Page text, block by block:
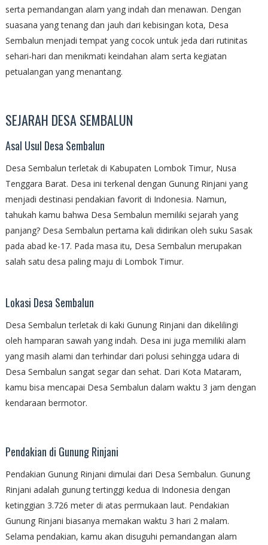
serta pemandangan alam yang indah dan menawan. Dengan
suasana yang tenang dan jauh dari kebisingan kota, Desa
Sembalun menjadi tempat yang cocok untuk jeda dari rutinitas
sehari-hari dan menikmati keindahan alam serta kegiatan
petualangan yang menantang.
SEJARAH DESA SEMBALUN
Asal Usul Desa Sembalun
Desa Sembalun terletak di Kabupaten Lombok Timur, Nusa
Tenggara Barat. Desa ini terkenal dengan Gunung Rinjani yang
menjadi destinasi pendakian favorit di Indonesia. Namun,
tahukah kamu bahwa Desa Sembalun memiliki sejarah yang
panjang? Desa Sembalun pertama kali didirikan oleh suku Sasak
pada abad ke-17. Pada masa itu, Desa Sembalun merupakan
salah satu desa paling maju di Lombok Timur.
Lokasi Desa Sembalun
Desa Sembalun terletak di kaki Gunung Rinjani dan dikelilingi
oleh hamparan sawah yang indah. Desa ini juga memiliki alam
yang masih alami dan terhindar dari polusi sehingga udara di
Desa Sembalun sangat segar dan sehat. Dari Kota Mataram,
kamu bisa mencapai Desa Sembalun dalam waktu 3 jam dengan
kendaraan bermotor.
Pendakian di Gunung Rinjani
Pendakian Gunung Rinjani dimulai dari Desa Sembalun. Gunung
Rinjani adalah gunung tertinggi kedua di Indonesia dengan
ketinggian 3.726 meter di atas permukaan laut. Pendakian
Gunung Rinjani biasanya memakan waktu 3 hari 2 malam.
Selama pendakian, kamu akan disuguhi pemandangan alam